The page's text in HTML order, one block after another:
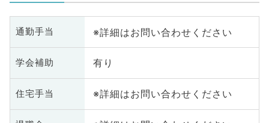
通勤手当 ※詳細はお問い合わせください
学会補助 有り
住宅手当 ※詳細はお問い合わせください